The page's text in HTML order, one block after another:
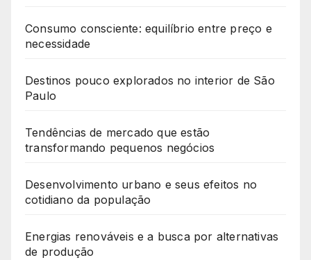
Consumo consciente: equilíbrio entre preço e
necessidade
Destinos pouco explorados no interior de São
Paulo
Tendências de mercado que estão
transformando pequenos negócios
Desenvolvimento urbano e seus efeitos no
cotidiano da população
Energias renováveis e a busca por alternativas
de produção